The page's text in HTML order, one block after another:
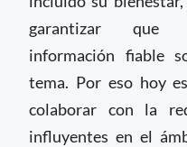
garantizar que
información fiable
tema. Por eso hoy
colaborar con la
influyentes en el